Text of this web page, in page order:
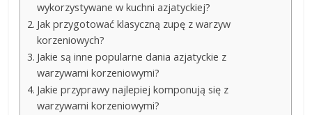
wykorzystywane w kuchni azjatyckiej?
Jak przygotować klasyczną zupę z warzyw
korzeniowych?
Jakie są inne popularne dania azjatyckie z
warzywami korzeniowymi?
Jakie przyprawy najlepiej komponują się z
warzywami korzeniowymi?